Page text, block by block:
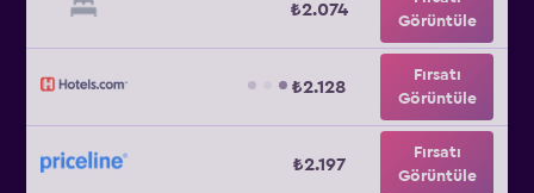
₺2.074
Görüntüle
₺2.128
Fırsatı
Görüntüle
₺2.197
Fırsatı
Görüntüle